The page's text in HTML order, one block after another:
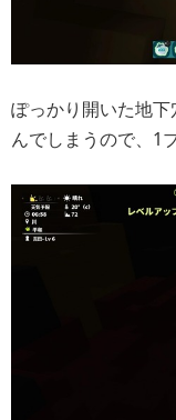
ぽっかり開いた地
んでしまうので、1